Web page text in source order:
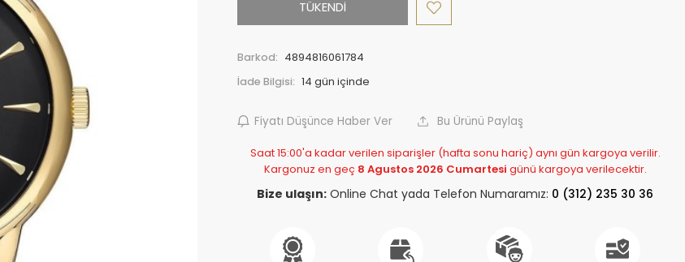
TÜKENDİ
Barkod: 4894816061784
İade Bilgisi:
Fiyatı Düşünce Haber Ver Bu Ürünü Paylaş
Saat 15:00'a kadar verilen siparişler (hafta sonu hariç) aynı gün kargoya verilir.
Kargonuz en geç 8 Agustos 2026 Cumartesi günü kargoya verilecektir.
Bize ulaşın: Online Chat yada Telefon Numaramız: 0 (312) 235 30 36